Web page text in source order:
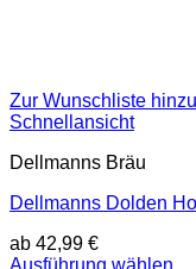
Zur Wunschliste
Schnellansicht
Dellmanns Bräu
Dellmanns Dolden
ab 42,99 €
Ausführung wählen